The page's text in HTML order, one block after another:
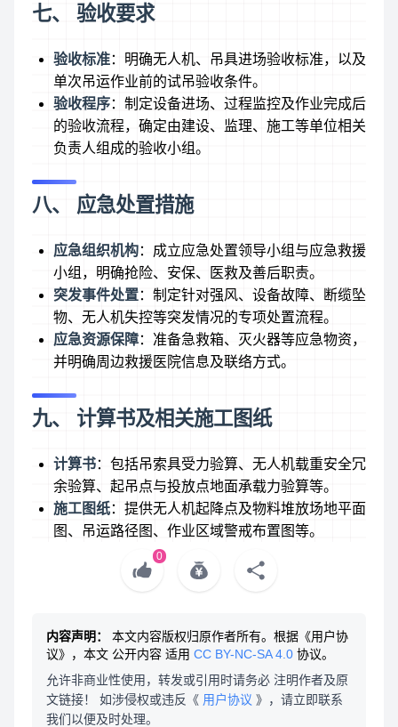
七、 验收要求
验收标准：明确无人机、吊具进场验收标准，以及
单次吊运作业前的试吊验收条件。
验收程序：制定设备进场、过程监控及作业完成后
的验收流程，确定由建设、监理、施工等单位相关
负责人组成的验收小组。
八、 应急处置措施
应急组织机构：成立应急处置领导小组与应急救援
小组，明确抢险、安保、医救及善后职责。
突发事件处置：制定针对强风、设备故障、断缆坠
物、无人机失控等突发情况的专项处置流程。
应急资源保障：准备急救箱、灭火器等应急物资，
并明确周边救援医院信息及联络方式。
九、 计算书及相关施工图纸
计算书：包括吊索具受力验算、无人机载重安全冗
余验算、起吊点与投放点地面承载力验算等。
施工图纸：提供无人机起降点及物料堆放场地平面
图、吊运路径图、作业区域警戒布置图等。
0
内容声明：
本文内容版权归原作者所有。根据《用户协
议》，本文 公开内容 适用 CC BY-NC-SA 4.0 协议。
允许非商业性使用，转发或引用时请务必 注明作者及原
文链接！ 如涉侵权或违反《 用户协议 》，请立即联系
我们以便及时处理。